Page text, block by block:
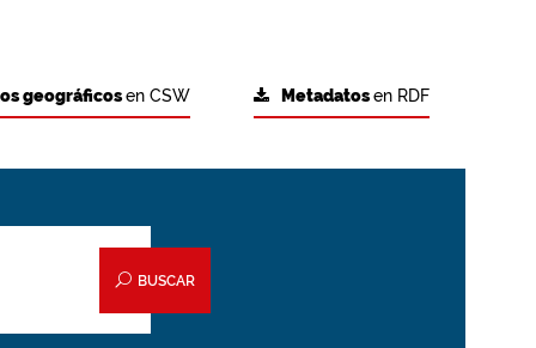
Metadatosen RDF
geográficosen CSW
BUSCAR